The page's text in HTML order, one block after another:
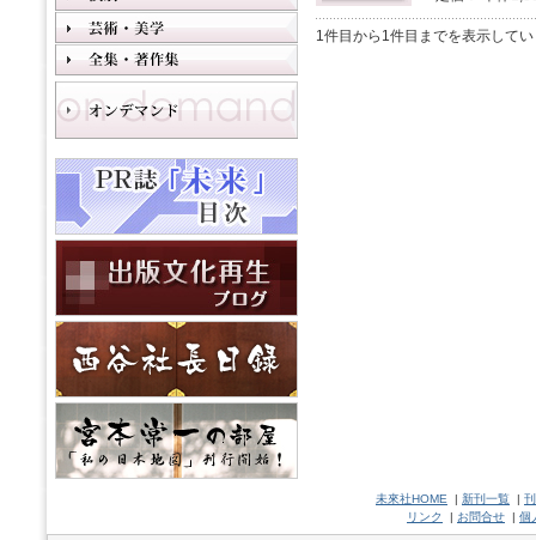
1件目から1件目までを表示して
未來社HOME | 新刊一覧 |
リンク
| お問合せ | 個